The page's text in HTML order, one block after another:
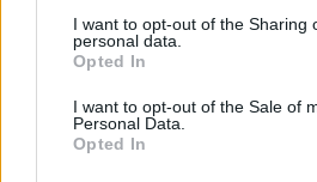
I want to opt-out of the Sharing
personal data.
Opted In
I want to opt-out of the Sale of
Personal Data.
Opted In
„Trident“ branduolinio
Šalia laivų statyklos
kad matė iš pastato